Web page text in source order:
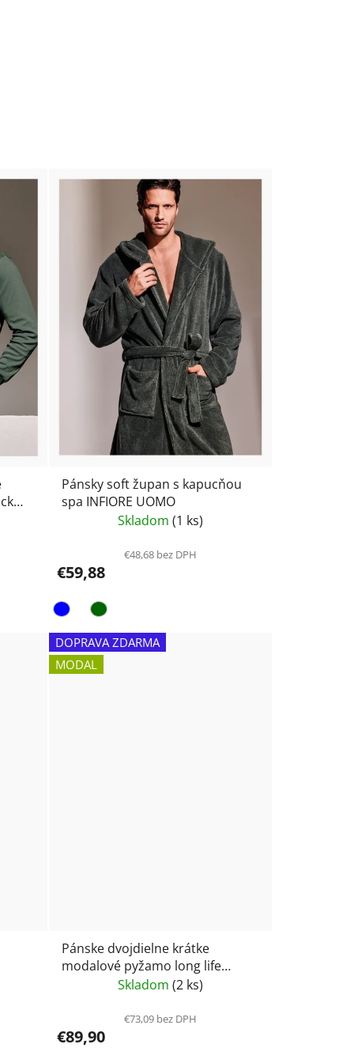
Pánsky soft župan s kapucňou
spa INFIORE UOMO
Skladom (1 ks)
€48,68 bez DPH
€59,88
DOPRAVA ZDARMA
MODAL
Pánske dvojdielne krátke
modalové pyžamo long life
Schiesser 182738
Skladom (2 ks)
€73,09 bez DPH
€89,90